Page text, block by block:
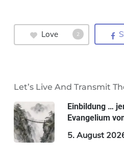
Love 2
Let’s Live And Transmit
Einbildung …
Evangelium
5. August